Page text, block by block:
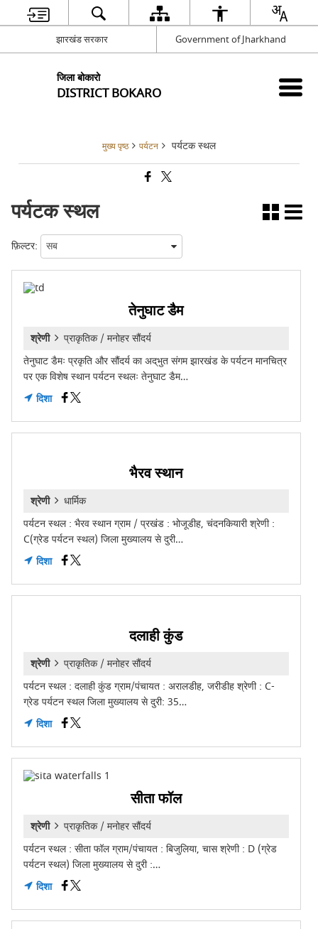
झारखंड सरकार Government of Jharkhand
जिला बोकारो
DISTRICT BOKARO
मुख्य पृष्ठ पर्यटन पर्यटक स्थल
पर्यटक स्थल
फ़िल्टर:
तेनुघाट डैम
श्रेणी
प्राकृतिक / मनोहर सौंदर्य
तेनुघाट डैमः प्रकृति और सौंदर्य का अद्‌भुत संगम झारखंड के पर्यटन मानचित्र
पर एक विशेष स्थान पर्यटन स्थलः तेनुघाट डैम…
दिशा
भैरव स्थान
श्रेणी
धार्मिक
पर्यटन स्थल : भैरव स्थान ग्राम / प्रखंड : भोजूडीह, चंदनकियारी श्रेणी :
C(ग्रेड पर्यटन स्थल) जिला मुख्यालय से दुरी…
दिशा
दलाही कुंड
श्रेणी
प्राकृतिक / मनोहर सौंदर्य
पर्यटन स्थल : दलाही कुंड ग्राम/पंचायत : अरालडीह, जरीडीह श्रेणी : C-
ग्रेड पर्यटन स्थल जिला मुख्यालय से दुरी: 35…
दिशा
सीता फॉल
श्रेणी
प्राकृतिक / मनोहर सौंदर्य
पर्यटन स्थल : सीता फॉल ग्राम/पंचायत : बिजुलिया, चास श्रेणी : D (ग्रेड
पर्यटन स्थल) जिला मुख्यालय से दुरी :…
दिशा